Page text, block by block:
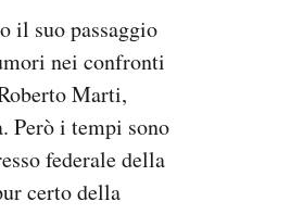
il suo passaggio
nei confronti
Marti,
Però i tempi sono
federale della
certo della